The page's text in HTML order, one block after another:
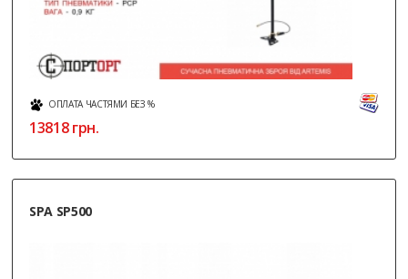
ОПЛАТА ЧАСТЯМИ БЕЗ %
13818грн.
SPA SP500